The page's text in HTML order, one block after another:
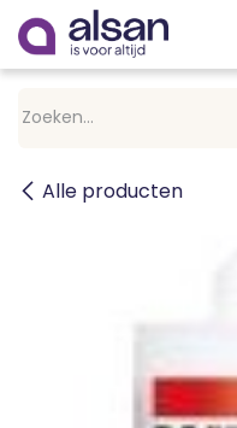
Overslaan naar inhoud
Alle producten